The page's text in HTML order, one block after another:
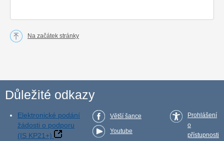
Na začátek stránky
Důležité odkazy
Elektronické podání
žádosti o podporu
(IS KP21+)
Větší šance
Youtube
Prohlášení
o
přístupnosti